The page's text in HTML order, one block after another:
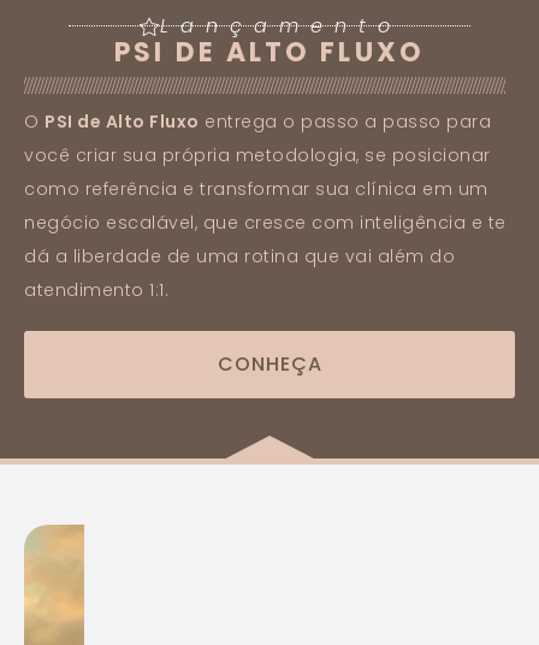
Lançamento
PSI DE ALTO FLUXO
O PSI de Alto Fluxo entrega o passo a passo para
você criar sua própria metodologia, se posicionar
como referência e transformar sua clínica em um
negócio escalável, que cresce com inteligência e te
dá a liberdade de uma rotina que vai além do
atendimento 1:1.
CONHEÇA